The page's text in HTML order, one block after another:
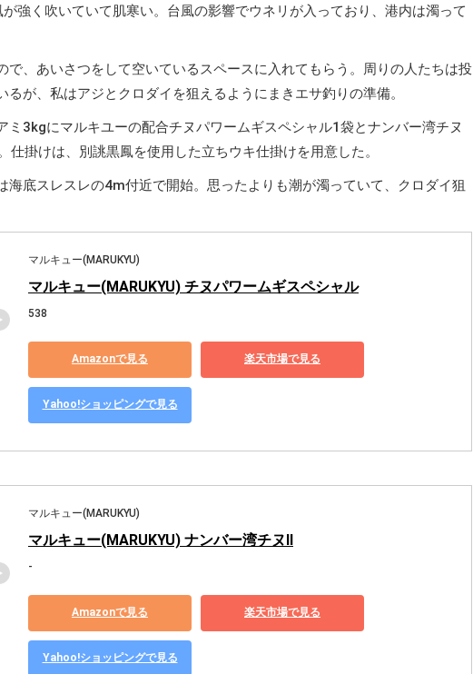
強く吹いていて肌寒い。台風の影響でウネリが入っており、港内は濁って
で、あいさつをして空いているスペースに入れてもらう。周りの人たちは投
るが、私はアジとクロダイを狙えるようにまきエサ釣りの準備。
ミ3kgにマルキユーの配合チヌパワームギスペシャル1袋とナンバー湾チヌ
仕掛けは、別誂黒鳳を使用した立ちウキ仕掛けを用意した。
海底スレスレの4m付近で開始。思ったよりも潮が濁っていて、クロダイ狙
マルキュー(MARUKYU)
マルキュー(MARUKYU) チヌパワームギスペシャル
538
Amazonで見る 楽天市場で見る
Yahoo!ショッピングで見る
マルキュー(MARUKYU)
マルキュー(MARUKYU) ナンバー湾チヌII
-
Amazonで見る 楽天市場で見る
Yahoo!ショッピングで見る